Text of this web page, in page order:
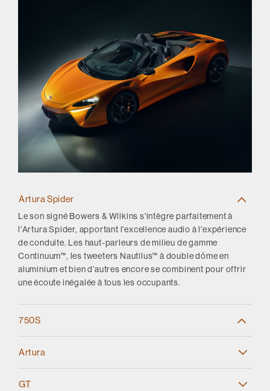
Artura Spider
Le son signé Bowers & Wilkins s'intègre parfaitement à
l'Artura Spider, apportant l'excellence audio à l'expérience
de conduite. Les haut-parleurs de milieu de gamme
Continuum™, les tweeters Nautilus™ à double dôme en
aluminium et bien d'autres encore se combinent pour offrir
une écoute inégalée à tous les occupants.
750S
Artura
GT